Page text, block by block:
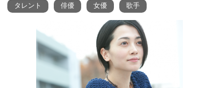
タレント 俳優 女優 歌手